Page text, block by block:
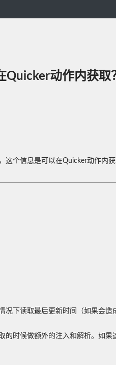
动作内获取
这个信息是可以在Quicker动作内获
下读取最后更新时间（如果会造
时候做额外的注入和解析。如